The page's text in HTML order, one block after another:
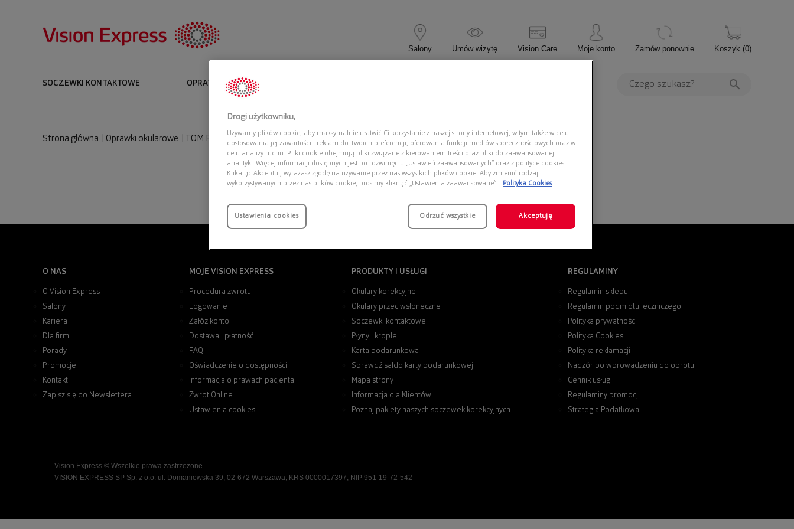
Salony Umów wizytę Vision Care Moje konto Zamów ponownie Koszyk (0)
SOCZEWKI KONTAKTOWE OPRAWKI I OKULARY KOREKCYJNE
Strona główna Oprawki okularowe TOM FORD FT5893-B 052
O NAS
O Vision Express
Salony
Kariera
Dla firm
Porady
Promocje
Kontakt
Zapisz się do Newslettera
MOJE VISION EXPRESS
Procedura zwrotu
Logowanie
Załóż konto
Dostawa i płatność
FAQ
Oświadczenie o dostępności
informacja o prawach pacjenta
Zwrot Online
Ustawienia cookies
PRODUKTY I USŁUGI
Okulary korekcyjne
Okulary przeciwsłoneczne
Soczewki kontaktowe
Płyny i krople
Karta podarunkowa
Sprawdź saldo karty podarunkowej
Mapa strony
Informacja dla Klientów
Poznaj pakiety naszych soczewek korekcyjnych
REGULAMINY
Regulamin sklepu
Regulamin podmiotu leczniczego
Polityka prywatności
Polityka Cookies
Polityka reklamacji
Nadzór po wprowadzeniu do obrotu
Cennik usług
Regulaminy promocji
Strategia Podatkowa
Vision Express © Wszelkie prawa zastrzeżone.
VISION EXPRESS SP Sp. z o.o. ul. Domaniewska 39, 02-672 Warszawa, KRS 0000017397, NIP 951-19-72-542
Drogi użytkowniku,
Używamy plików cookie, aby maksymalnie ułatwić Ci korzystanie z naszej strony internetowej, w tym także w celu
dostosowania jej zawartości i reklam do Twoich preferencji, oferowania funkcji mediów społecznościowych oraz w
celu analizy ruchu. Pliki cookie obejmują pliki związane z kierowaniem treści oraz pliki do zaawansowanej
analityki. Więcej informacji dostępnych jest po rozwinięciu „Ustawień zaawansowanych” oraz z polityce cookies.
Klikając Akceptuj, wyrażasz zgodę na używanie przez nas wszystkich plików cookie. Aby zmienić rodzaj
wykorzystywanych przez nas plików cookie, prosimy kliknąć „Ustawienia zaawansowane”.
Polityka Cookies
Ustawienia cookies Odrzuć wszystkie Akceptuję